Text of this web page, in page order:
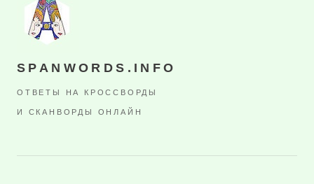
SPANWORDS.INFO
ОТВЕТЫ НА КРОССВОРДЫ
И СКАНВОРДЫ ОНЛАЙН